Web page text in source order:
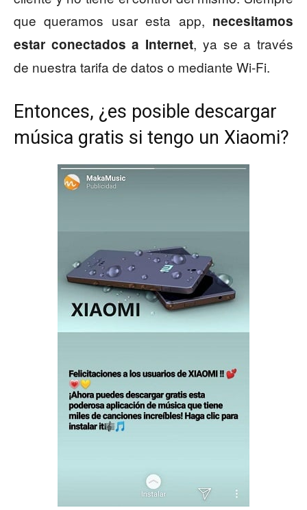
que queramos usar esta app, necesitamos
estar conectados a Internet, ya se a través
de nuestra tarifa de datos o mediante Wi-Fi.
Entonces, ¿es posible descargar
música gratis si tengo un Xiaomi?